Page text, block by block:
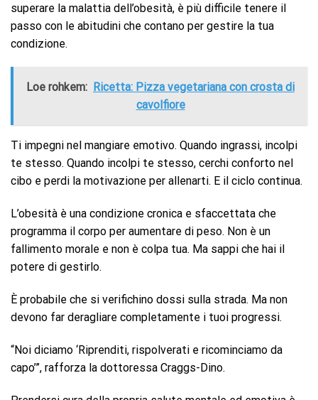
superare la malattia dell’obesità, è più difficile tenere il
passo con le abitudini che contano per gestire la tua
condizione.
Loe rohkem: Ricetta: Pizza vegetariana con crosta di
cavolfiore
Ti impegni nel mangiare emotivo. Quando ingrassi, incolpi
te stesso. Quando incolpi te stesso, cerchi conforto nel
cibo e perdi la motivazione per allenarti. E il ciclo continua.
L’obesità è una condizione cronica e sfaccettata che
programma il corpo per aumentare di peso. Non è un
fallimento morale e non è colpa tua. Ma sappi che hai il
potere di gestirlo.
È probabile che si verifichino dossi sulla strada. Ma non
devono far deragliare completamente i tuoi progressi.
“Noi diciamo ‘Riprenditi, rispolverati e ricominciamo da
capo’”, rafforza la dottoressa Craggs-Dino.